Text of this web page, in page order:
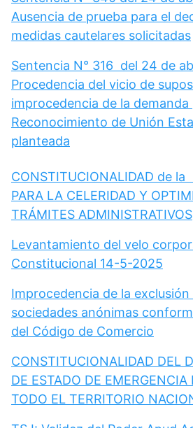
Ausencia de prueba para el
medidas cautelares solicitadas
Sentencia N° 316 del 24 de
Procedencia del vicio de
improcedencia de la demanda
Reconocimiento de Unión
planteada
CONSTITUCIONALIDAD de la
PARA LA CELERIDAD Y
TRÁMITES ADMINISTRATIVOS
Levantamiento del velo
Constitucional 14-5-2025
Improcedencia de la
sociedades anónimas
del Código de Comercio
CONSTITUCIONALIDAD DEL
DE ESTADO DE
TODO EL TERRITORIO